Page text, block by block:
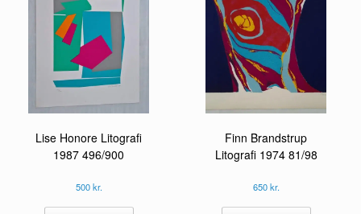
Lise Honore Litografi
1987 496/900
500kr.
Finn Brandstrup
Litografi 1974 81/98
650kr.